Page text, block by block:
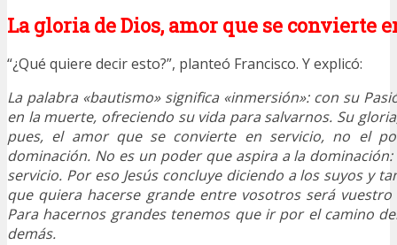
La gloria de Dios, amor que se convierte
“¿Qué quiere decir esto?”, planteó Francisco. Y explicó:
La palabra «bautismo» significa «inmersión»: con su
en la muerte, ofreciendo su vida para salvarnos. Su
pues, el amor que se convierte en servicio, no el
dominación. No es un poder que aspira a la
servicio. Por eso Jesús concluye diciendo a los suyos y
que quiera hacerse grande entre vosotros será vuestro
Para hacernos grandes tenemos que ir por el camino
demás.